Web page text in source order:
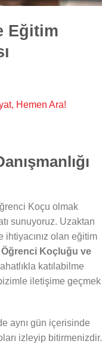
Eğitim
Hemen Ara!
Koçu olmak
sunuyoruz. Uzaktan
olan eğitim
Koçluğu ve
katılabilme
iletişime geçmek
aynı gün içerisinde
izleyip bitirmenizdir.